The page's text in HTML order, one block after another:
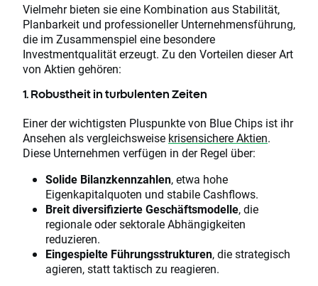
Vielmehr bieten sie eine Kombination aus Stabilität,
Planbarkeit und professioneller Unternehmensführung,
die im Zusammenspiel eine besondere
Investmentqualität erzeugt. Zu den Vorteilen dieser Art
von Aktien gehören:
1. Robustheit in turbulenten Zeiten
Einer der wichtigsten Pluspunkte von Blue Chips ist ihr
Ansehen als vergleichsweise krisensichere Aktien.
Diese Unternehmen verfügen in der Regel über:
Solide Bilanzkennzahlen, etwa hohe
Eigenkapitalquoten und stabile Cashflows.
Breit diversifizierte Geschäftsmodelle, die
regionale oder sektorale Abhängigkeiten
reduzieren.
Eingespielte Führungsstrukturen, die strategisch
agieren, statt taktisch zu reagieren.